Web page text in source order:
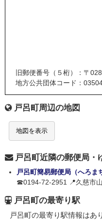
旧郵便番号（５桁）：〒
地方公共団体コード：
戸呂町周辺の地図
地図を表示
戸呂町近隣の郵便局・
戸呂町簡易郵便局（へろま
☎0194-72-2951 📍久慈市
戸呂町の最寄り駅
戸呂町の最寄り駅情報はあ